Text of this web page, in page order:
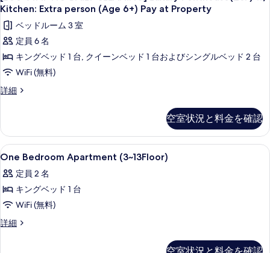
を
表
示
す
る
Pay
at
Property
の
す
べ
て
写
真
を
表
示
す
る
with
Extra
person
(Age
6+)
Pay
Property
STAY-
NO
DAILY
CLEANING]
Luxury
Penthouse(23F)
w/
person
(Age
6+)
Pay
at
Property
の
す
Kitchen: Extra person (Age 6+) Pay at Property
ベッドルーム 3 室
定員 6 名
キングベッド 1 台, クイーンベッド 1 台およびシングルベッド 2 台
WiFi (無料)
詳細
[ECO
CLEANING]
Luxury
Penthouse(23F)
Kitchen:
Extra
(Age
6+)
Pay
空室状況と料金を確認
One
Bedroom
Apartment
(3~13Floor)
の
す
1 室のベッドルーム、セーフティボ
4
One Bedroom Apartment (3~13Floor)
定員 2 名
キングベッド 1 台
WiFi (無料)
詳細
One
空室状況と料金を確認